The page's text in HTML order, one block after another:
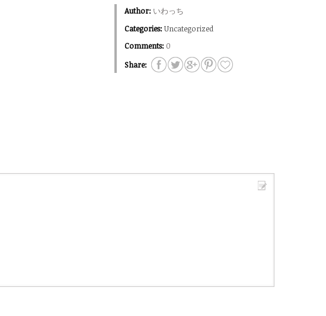
Author: いわっち
Categories:Uncategorized
Comments: 0
Share: